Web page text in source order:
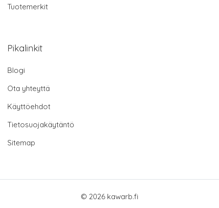
Tuotemerkit
Pikalinkit
Blogi
Ota yhteyttä
Käyttöehdot
Tietosuojakäytäntö
Sitemap
© 2026 kawarb.fi